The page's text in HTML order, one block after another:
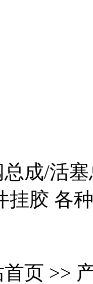
总成/活
挂胶 各
首页 >>